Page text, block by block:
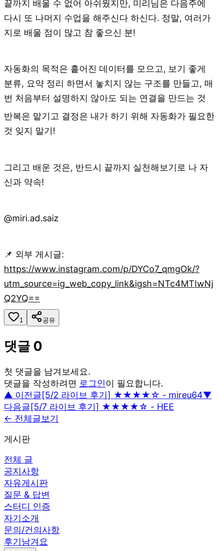
끝까지 배울 수 없어 아쉬웠지만, 미리님은 다음주에
다시 또 나머지 수업을 해주신다 하신다. 정말, 여러가
지로 배울 점이 많고 참 좋으신 분!
자동화의 목적은 흩어진 데이터를 모으고, 보기 좋게
분류, 요약 정리 하면서 놓치지 않는 구조를 만들고, 매
번 처음부터 설명하지 않아도 되는 연결을 만드는 것
반복은 맡기고 결정은 내가 하기 위해 자동화가 필요한
것 잊지 말기!
그리고 배운 것은, 반드시 끝까지 실천해보기로 나 자
신과 약속!
@miri.ad.saiz
📌 외부 게시글:
https://www.instagram.com/p/DYCo7_qmgOk/?
utm_source=ig_web_copy_link&igsh=NTc4MTIwNj
Q2YQ==
1 공유
댓글 0
첫 댓글을 남겨보세요.
댓글을 작성하려면 로그인이 필요합니다.
▲ 이전글[5/2 라이브 후기] ★★★★☆ - mireu64▼
다음글[5/7 라이브 후기] ★★★★☆ - HEE
← 전체글보기
게시판
전체 글
공지사항
자유게시판
질문 & 답변
스터디 인증
자기소개
문의/건의사항
후기남겨요